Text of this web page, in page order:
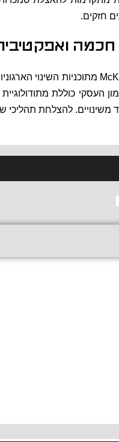
חזקים.
חכמה
העסקי כוללת
להצלחת תהליכי